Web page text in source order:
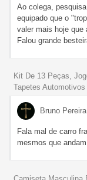
Ao colega,
equipado que o
valer mais hoje que
Falou grande
Kit De 13 Peças,
Tapetes Automotivos
Bruno Pereira
Fala mal de carro
mesmos que